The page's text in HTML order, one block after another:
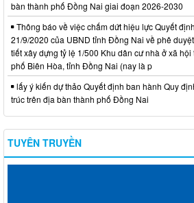
bàn thành phố Đồng Nai giai đoạn 2026-2030
Thông báo về việc chấm dứt hiệu lực Quyết
21/9/2020 của UBND tỉnh Đồng Nai về phê
tiết xây dựng tỷ lệ 1/500 Khu dân cư nhà ở xã
phố Biên Hòa, tỉnh Đồng Nai (nay là p
lấy ý kiến dự thảo Quyết định ban hành Quy
trúc trên địa bàn thành phố Đồng Nai
TUYÊN TRUYỀN